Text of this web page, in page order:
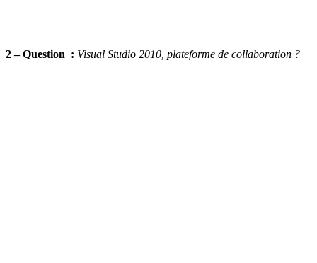
2 – Question : Visual Studio 2010, plateforme de collaboration ?